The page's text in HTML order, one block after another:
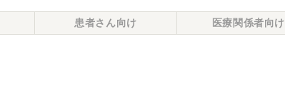
患者さん向け 医療関係者向け